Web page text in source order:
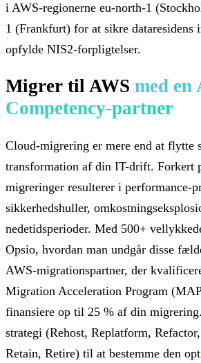
i AWS-regionerne eu-north-1
1 (Frankfurt) for at sikre dataresidens
opfylde NIS2-forpligtelser.
Migrer til AWS med en
Competency-partner
Cloud-migrering er mere end at flytte
transformation af din IT-drift. Forkert
migreringer resulterer i performance-
sikkerhedshuller,
nedetidsperioder. Med 500+
Opsio, hvordan man undgår disse
AWS-migrationspartner, der
Migration Acceleration Program
finansiere op til 25 % af din
strategi (Rehost, Replatform, Refactor,
Retain, Retire) til at bestemme den